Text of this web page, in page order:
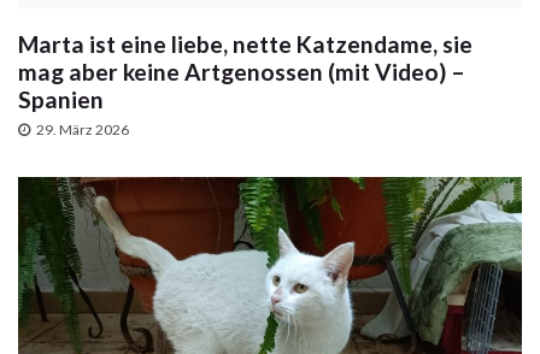
Marta ist eine liebe, nette Katzendame, sie
mag aber keine Artgenossen (mit Video) –
Spanien
29. März 2026